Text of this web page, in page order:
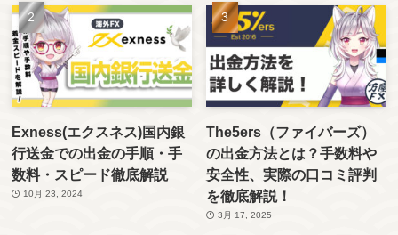
Exness(エクスネス)国内銀
行送金での出金の手順・手
数料・スピード徹底解説
10月 23, 2024
The5ers（ファイバーズ）
の出金方法とは？手数料や
安全性、実際の口コミ評判
を徹底解説！
3月 17, 2025